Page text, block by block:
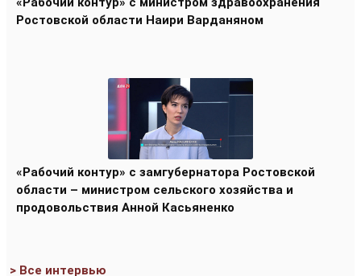
Ростовской области Наири Варданяном
«Рабочий контур» с замгубернатора Ростовской
области – министром сельского хозяйства и
продовольствия Анной Касьяненко
> Все интервью